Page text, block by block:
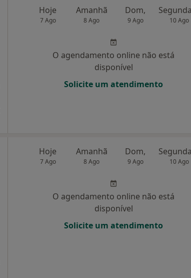
Hoje
7 Ago
Amanhã
8 Ago
Dom,
9 Ago 10 Ago
O agendamento online não está
disponível
Solicite um atendimento
Hoje
7 Ago
Amanhã
8 Ago
Dom,
9 Ago 10 Ago
O agendamento online não está
disponível
Solicite um atendimento